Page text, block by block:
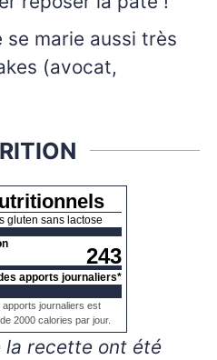
se marie aussi très
(avocat,
gluten sans lactose
243
apports journaliers*
journaliers est
2000 calories par jour.